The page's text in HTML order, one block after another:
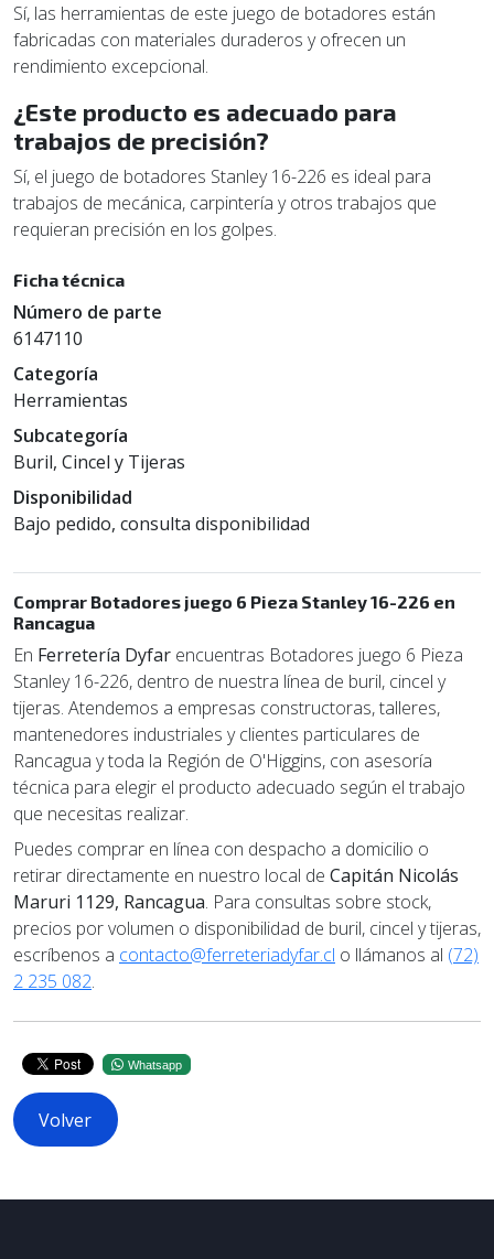
Sí, las herramientas de este juego de botadores están
fabricadas con materiales duraderos y ofrecen un
rendimiento excepcional.
¿Este producto es adecuado para
trabajos de precisión?
Sí, el juego de botadores Stanley 16-226 es ideal para
trabajos de mecánica, carpintería y otros trabajos que
requieran precisión en los golpes.
Ficha técnica
Número de parte
6147110
Categoría
Herramientas
Subcategoría
Buril, Cincel y Tijeras
Disponibilidad
Bajo pedido, consulta disponibilidad
Comprar Botadores juego 6 Pieza Stanley 16-226 en
Rancagua
En Ferretería Dyfar encuentras Botadores juego 6 Pieza
Stanley 16-226, dentro de nuestra línea de buril, cincel y
tijeras. Atendemos a empresas constructoras, talleres,
mantenedores industriales y clientes particulares de
Rancagua y toda la Región de O'Higgins, con asesoría
técnica para elegir el producto adecuado según el trabajo
que necesitas realizar.
Puedes comprar en línea con despacho a domicilio o
retirar directamente en nuestro local de Capitán Nicolás
Maruri 1129, Rancagua. Para consultas sobre stock,
precios por volumen o disponibilidad de buril, cincel y tijeras,
escríbenos a contacto@ferreteriadyfar.cl o llámanos al (72)
2 235 082.
Whatsapp
Volver